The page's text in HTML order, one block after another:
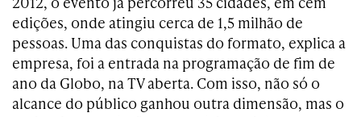
edições, onde atingiu cerca de 1,5 milhão de
pessoas. Uma das conquistas do formato, explica a
empresa, foi a entrada na programação de fim de
ano da Globo, na TV aberta. Com isso, não só o
alcance do público ganhou outra dimensão, mas o